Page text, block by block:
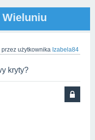
przez użytkownika Izabela84
kryty?